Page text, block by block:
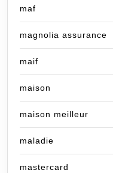
maf
magnolia assurance
maif
maison
maison meilleur
maladie
mastercard